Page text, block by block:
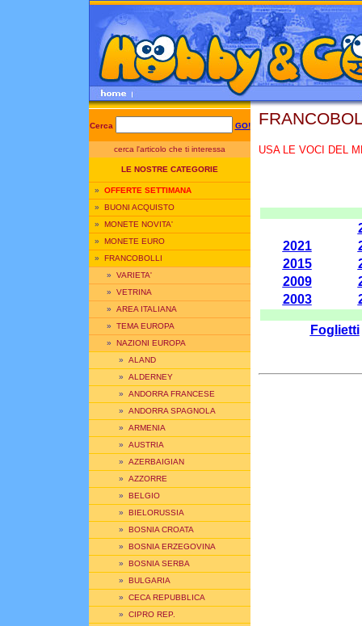
Cerca GO!
cerca l'articolo che ti interessa
LE NOSTRE CATEGORIE
» OFFERTE SETTIMANA
» BUONI ACQUISTO
» MONETE NOVITA'
» MONETE EURO
» FRANCOBOLLI
» VARIETA'
» VETRINA
» AREA ITALIANA
» TEMA EUROPA
» NAZIONI EUROPA
» ALAND
» ALDERNEY
» ANDORRA FRANCESE
» ANDORRA SPAGNOLA
» ARMENIA
» AUSTRIA
» AZERBAIGIAN
» AZZORRE
» BELGIO
» BIELORUSSIA
» BOSNIA CROATA
» BOSNIA ERZEGOVINA
» BOSNIA SERBA
» BULGARIA
» CECA REPUBBLICA
» CIPRO REP.
USA LE VOCI DEL
2021
2015
2009
2003
Foglietti